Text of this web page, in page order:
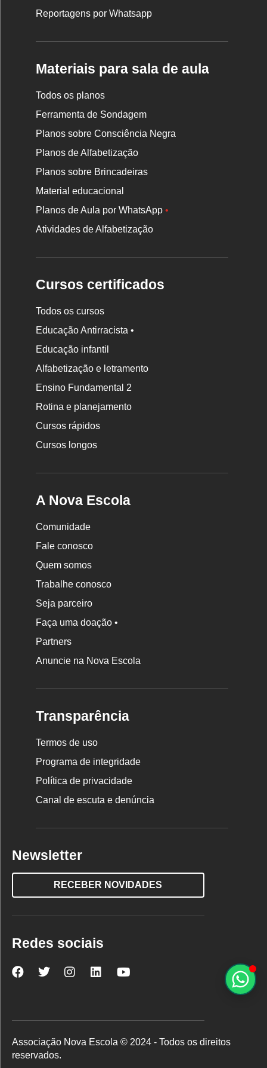
Reportagens por Whatsapp
Materiais para sala de aula
Todos os planos
Ferramenta de Sondagem
Planos sobre Consciência Negra
Planos de Alfabetização
Planos sobre Brincadeiras
Material educacional
Planos de Aula por WhatsApp•
Atividades de Alfabetização
Cursos certificados
Todos os cursos
Educação Antirracista •
Educação infantil
Alfabetização e letramento
Ensino Fundamental 2
Rotina e planejamento
Cursos rápidos
Cursos longos
A Nova Escola
Comunidade
Fale conosco
Quem somos
Trabalhe conosco
Seja parceiro
Faça uma doação •
Partners
Anuncie na Nova Escola
Transparência
Termos de uso
Programa de integridade
Política de privacidade
Canal de escuta e denúncia
Newsletter
RECEBER NOVIDADES
Redes sociais
Nova
Facebook
Nova
Twitter
Nova
Instagram
Nova
LinkedInYouTube
Associação Nova Escola © 2024 - Todos os direitos
reservados.